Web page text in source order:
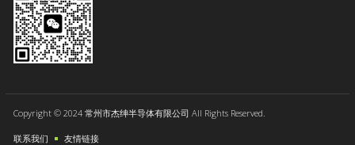
Copyright © 2024 常州市杰绅半导体有限公司 All Rights Reserved.
联系我们 友情链接